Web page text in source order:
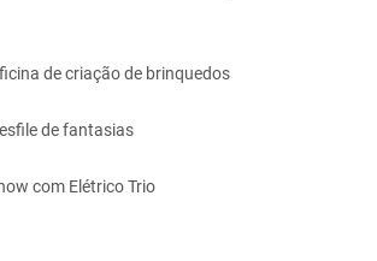
de criação de brinquedos
de fantasias
com Elétrico Trio